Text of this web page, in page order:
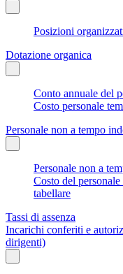
Posizioni
Dotazione organica
Conto annuale del
Costo personale
Personale non a tempo
Personale non a
Costo del
tabellare
Tassi di assenza
Incarichi conferiti e
dirigenti)